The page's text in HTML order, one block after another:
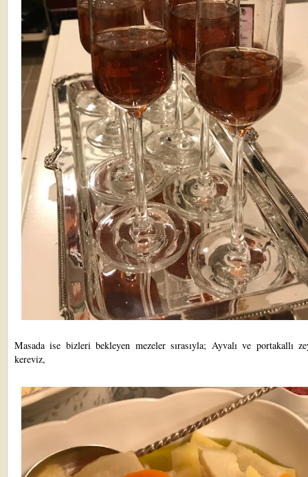
Masada ise bizleri bekleyen mezeler sırasıyla; Ayvalı ve portakallı
kereviz,